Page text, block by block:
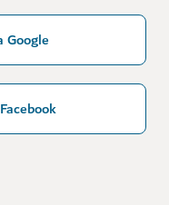
Google